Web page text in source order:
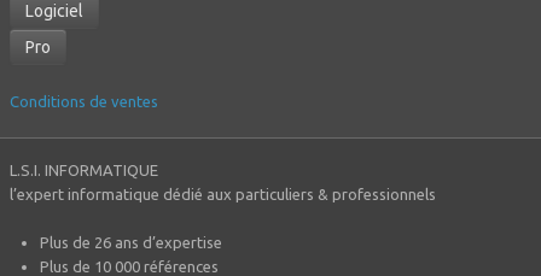
Logiciel
Pro
Conditions de ventes
L.S.I. INFORMATIQUE
l’expert informatique dédié aux particuliers & professionnels
Plus de 26 ans d’expertise
Plus de 10 000 références